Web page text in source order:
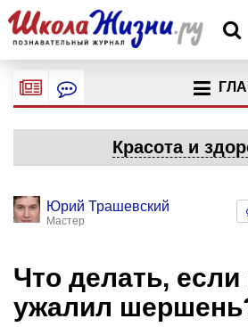
Красота и
Юрий Трашевский
Мастер
Что делать, если
ужалил